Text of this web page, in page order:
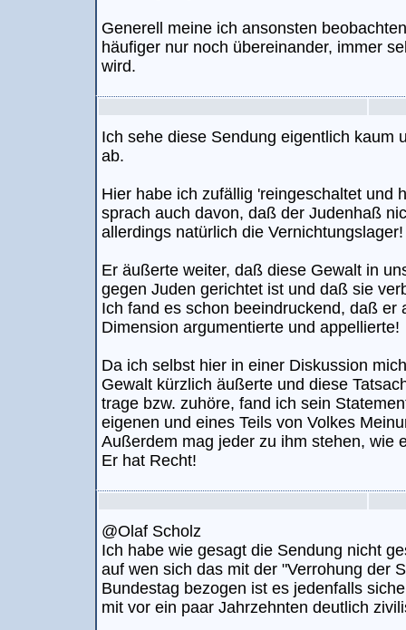
Generell meine ich ansonsten
häufiger nur noch übereinander, immer
wird.
Ich sehe diese Sendung eigentlich kaum
ab.
Hier habe ich zufällig 'reingeschaltet und
sprach auch davon, daß der Judenhaß
allerdings natürlich die Vernichtungslager!
Er äußerte weiter, daß diese Gewalt in
gegen Juden gerichtet ist und daß sie
Ich fand es schon beeindruckend, daß er
Dimension argumentierte und appellierte!
Da ich selbst hier in einer Diskussion
Gewalt kürzlich äußerte und diese
trage bzw. zuhöre, fand ich sein
eigenen und eines Teils von Volkes
Außerdem mag jeder zu ihm stehen, wie
Er hat Recht!
@Olaf Scholz
Ich habe wie gesagt die Sendung nicht
auf wen sich das mit der "Verrohung der
Bundestag bezogen ist es jedenfalls
mit vor ein paar Jahrzehnten deutlich